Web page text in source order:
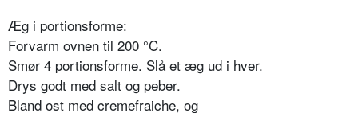
Æg i portionsforme:
Forvarm ovnen til 200 °C.
Smør 4 portionsforme. Slå et æg ud i hver.
Drys godt med salt og peber.
Bland ost med cremefraiche, og